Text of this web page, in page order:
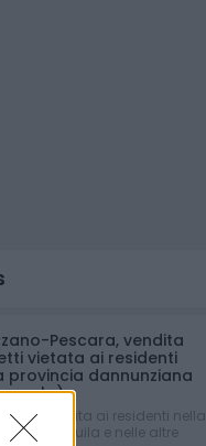
Pescara, vendita
vietata ai residenti
provincia dannunziana
solo)
consentita ai residenti nella
dell’Aquila e nelle altre